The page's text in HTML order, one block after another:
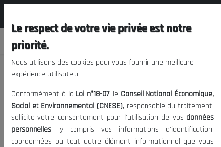
Nous vous prions de nous
excuser, mais l'accès à ce
contenu est restreint.
Le respect de votre vie privée est notre
priorité.
Nous utilisons des cookies pour vous fournir une meilleure
expérience utilisateur.
Conformément à la Loi n°18-07, le Conseil National Économique,
Social et Environnemental (CNESE), responsable du traitement,
sollicite votre consentement pour l'utilisation de vos données
personnelles, y compris vos informations d'identification,
coordonnées ou tout autre élément informationnel que vous